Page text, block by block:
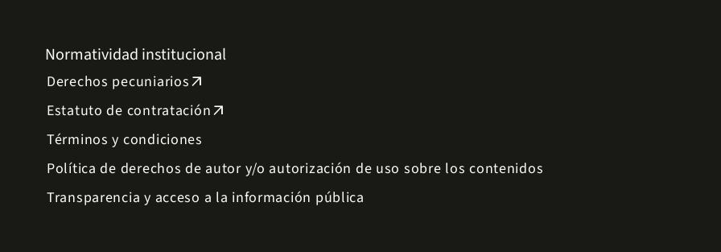
Normatividad institucional
Derechos pecuniariosarrow_outward
Estatuto de contrataciónarrow_outward
Términos y condiciones
Política de derechos de autor y/o autorización de uso sobre los contenidos
Transparencia y acceso a la información pública